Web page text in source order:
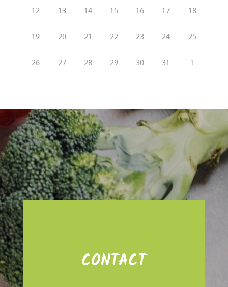
12
13 14 15 16 17
18
19
20 21 22 23 24
25
26
27 28 29 30 31 1
CONTACT